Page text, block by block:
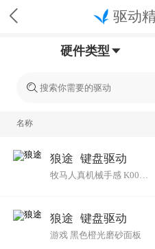
驱动
硬件类型
名称
狼途 键盘驱动
狼途 键盘驱动
游戏 黑色橙光磨砂面板